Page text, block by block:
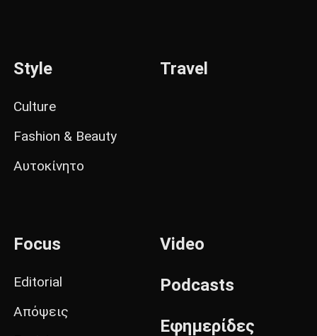
Style
Culture
Fashion & Beauty
Αυτοκίνητο
Travel
Focus
Editorial
Απόψεις
Video
Podcasts
Εφημερίδες